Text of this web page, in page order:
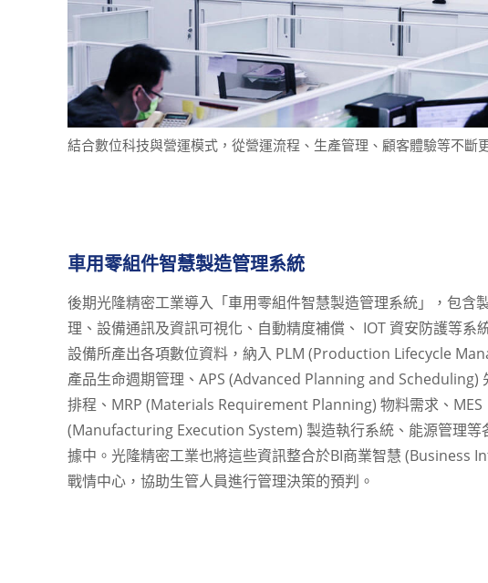
結合數位科技與營運模式，從營運流程、生產管理、顧客體驗等不斷
車用零組件智慧製造管理系統
後期光隆精密工業導入「車用零組件智慧製造管理系統」，包含
理、設備通訊及資訊可視化、自動精度補償、 IOT 資安防護等系
設備所產出各項數位資料，納入 PLM (Production Lifecycle
產品生命週期管理、APS (Advanced Planning and Scheduling)
排程、MRP (Materials Requirement Planning) 物料需求、MES
(Manufacturing Execution System) 製造執行系統、能源管理等
據中。光隆精密工業也將這些資訊整合於BI商業智慧 (Business
戰情中心，協助生管人員進行管理決策的預判。